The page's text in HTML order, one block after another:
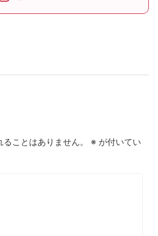
ことはありません。 ※ が付いてい